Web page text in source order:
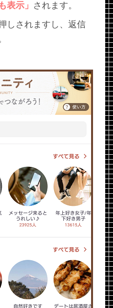
表示」 されます。
しされますし、返信